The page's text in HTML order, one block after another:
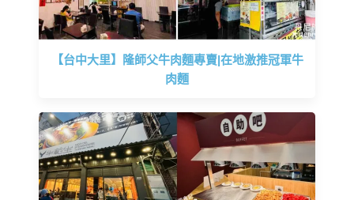
【台中大里】隆師父牛肉麵專賣|在地激推冠軍牛
肉麵